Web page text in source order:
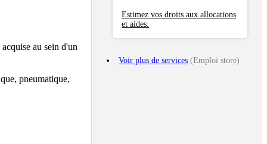
au sein d'un
pneumatique,
Estimez vos droits aux allocations
et aides.
Voir plus de services (Emploi store)